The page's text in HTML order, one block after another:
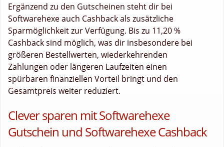
Ergänzend zu den Gutscheinen steht dir bei
Softwarehexe auch Cashback als zusätzliche
Sparmöglichkeit zur Verfügung. Bis zu 11,20 %
Cashback sind möglich, was dir insbesondere bei
größeren Bestellwerten, wiederkehrenden
Zahlungen oder längeren Laufzeiten einen
spürbaren finanziellen Vorteil bringt und den
Gesamtpreis weiter reduziert.
Clever sparen mit Softwarehexe
Gutschein und Softwarehexe Cashback